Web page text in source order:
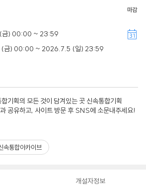
금) 00:00 ~ 23:59
금) 00:00 ~ 2026.7.5 (일) 23:59
기획의 모든 것이 담겨있는 곳 신속통합기획
공유하고, 사이트 방문 후 SNS에 소문내주세요!
속통합아카이브
개설자정보